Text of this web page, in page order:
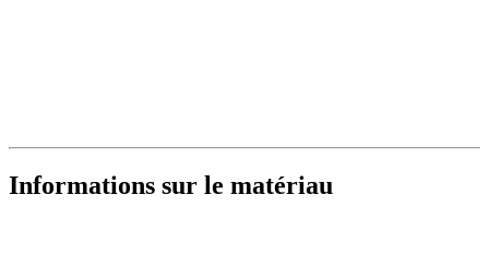
Informations sur le matériau